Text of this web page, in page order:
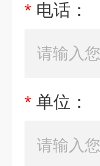
* 电话：
* 单位：